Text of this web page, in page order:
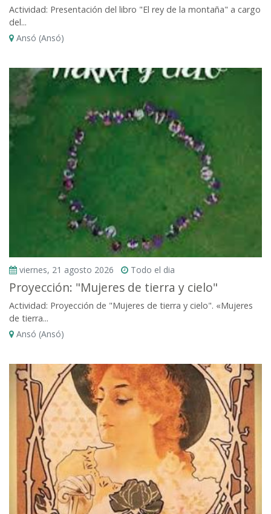
Actividad: Presentación del libro "El rey de la montaña" a cargo
del...
Ansó (Ansó)
viernes, 21 agosto 2026 Todo el dia
Proyección: "Mujeres de tierra y cielo"
Actividad: Proyección de "Mujeres de tierra y cielo". «Mujeres
de tierra...
Ansó (Ansó)